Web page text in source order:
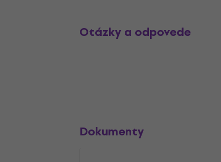
Otázky a odpovede
Dokumenty